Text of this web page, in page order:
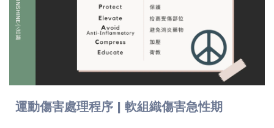
運動傷害處理程序 | 軟組織傷害急性期